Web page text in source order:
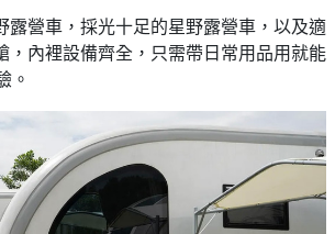
露營車，採光十足的星野露營車，以及適
，內裡設備齊全，只需帶日常用品用就能
。